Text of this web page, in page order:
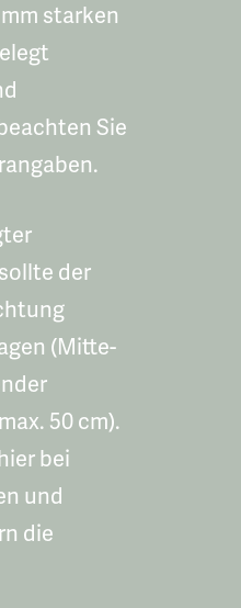
starken
Sie
der
(Mitte-
50 cm).
bei
und
die